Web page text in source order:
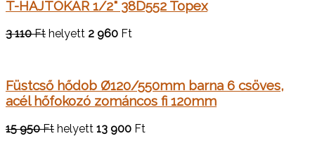
T-HAJTÓKAR 1/2" 38D552 Topex
3 110 Ft helyett 2 960 Ft
Füstcső hődob Ø120/550mm barna 6 csöves,
acél hőfokozó zománcos fi 120mm
15 950 Ft helyett 13 900 Ft